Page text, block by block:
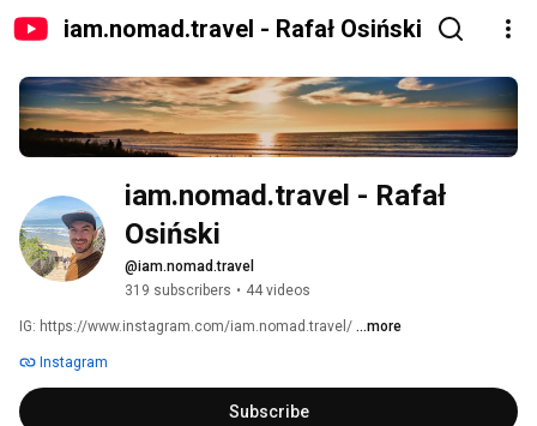
iam.nomad.travel - Rafał Osiński
iam.nomad.travel - Rafał
Osiński
@iam.nomad.travel
319 subscribers • 44 videos
IG: https://www.instagram.com/iam.nomad.travel/ ...more
Instagram
Subscribe